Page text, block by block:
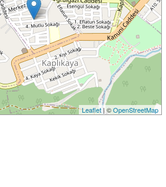
Leaflet| ©OpenStreetMap